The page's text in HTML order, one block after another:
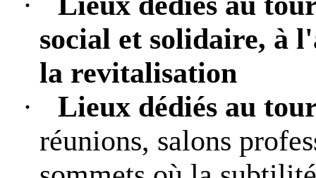
social et solidaire, à
la revitalisation
·
Lieux dédiés au
réunions, salons